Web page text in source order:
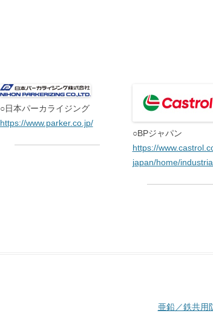
○日本パーカライジング
https://www.parker.co.jp/
○BPジャパン
https://
japan/home/
亜鉛／鉄共用